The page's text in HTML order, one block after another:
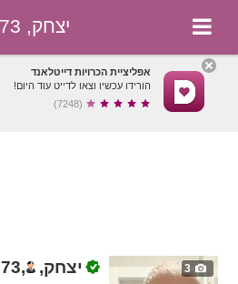
יצחק, 73
אפליציית הכרויות דייטלאנד
הורידו עכשיו וצאו לדייט עוד היום!
(7248)
3 יצחק, ,
73